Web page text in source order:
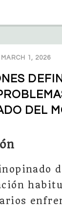
MARCH 1, 2026
DEL